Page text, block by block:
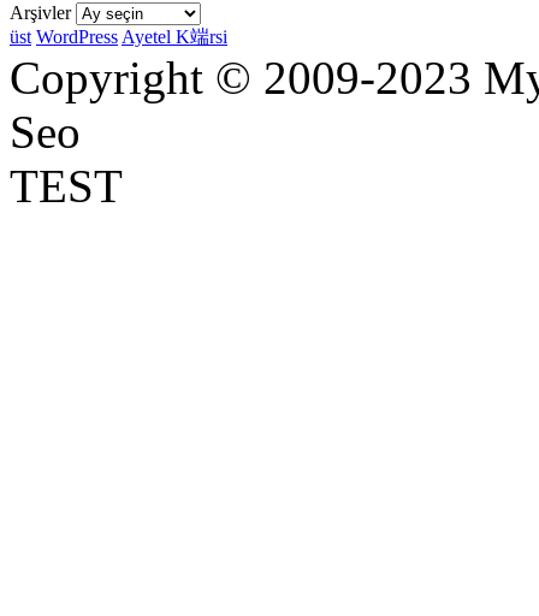
Arşivler
üst WordPress Ayetel K端rsi
Copyright © 2009-2023
Seo
TEST